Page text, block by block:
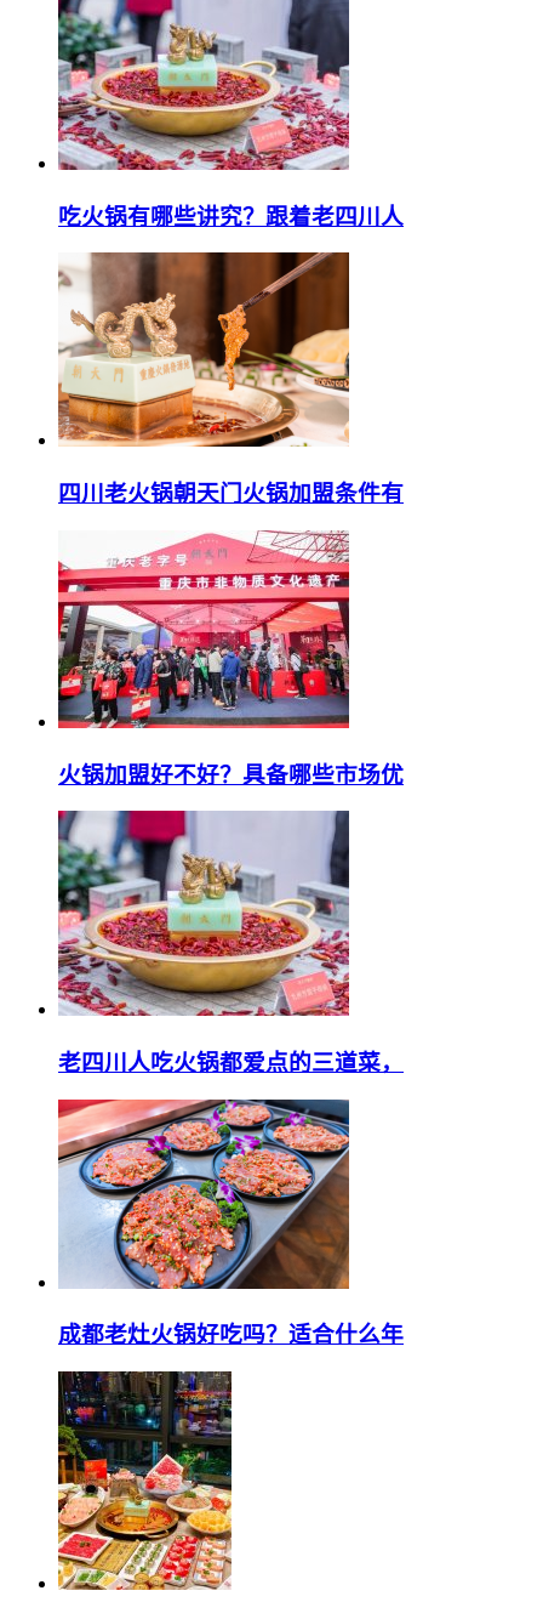
吃火锅有哪些讲究？跟着老四川人
四川老火锅朝天门火锅加盟条件有
火锅加盟好不好？具备哪些市场优
老四川人吃火锅都爱点的三道菜，
成都老灶火锅好吃吗？适合什么年